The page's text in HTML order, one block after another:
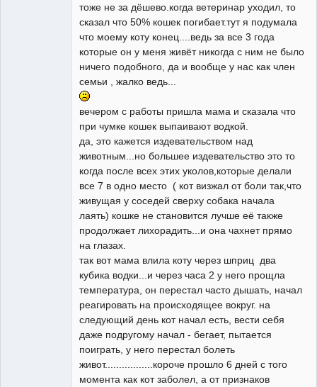
тоже не за дёшево.когда ветеринар уходил, то
сказал что 50% кошек погибает.тут я подумала
что моему коту конец....ведь за все 3 года
которые он у меня живёт никогда с ним не было
ничего подобного, да и вообще у нас как член
семьи , жалко ведь...
вечером с работы пришла мама и сказала что
при чумке кошек выпаивают водкой.
да, это кажется издевательством над
животным...но большее издевательство это то
когда после всех этих уколов,которые делали
все 7 в одно место ( кот визжал от боли так,что
живущая у соседей сверху собака начала
лаять) кошке не становится лучше её также
продолжает лихорадить...и она чахнет прямо
на глазах.
так вот мама влила коту через шприц два
кубика водки...и через часа 2 у него прощла
температура, он перестал часто дышать, начал
реагировать на происходящее вокруг. на
следующий день кот начал есть, вести себя
даже подругому начал - бегает, пытается
поиграть, у него перестал болеть
живот.................короче прошло 6 дней с того
момента как кот заболел, а от признаков